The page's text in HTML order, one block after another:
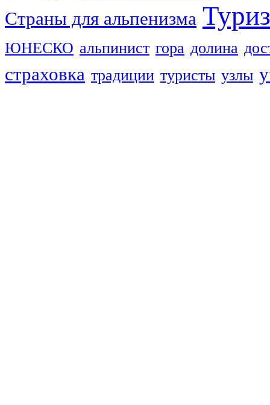
Страны для альпенизма
ЮНЕСКО альпинист гора долина
страховка традиции туристы узлы